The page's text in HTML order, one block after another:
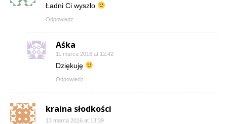
Ładni Ci wyszło
Odpowiedz
Aśka
11 marca 2016 at 12:42
Dziękuję
Odpowiedz
kraina słodkości
13 marca 2016 at 13:39